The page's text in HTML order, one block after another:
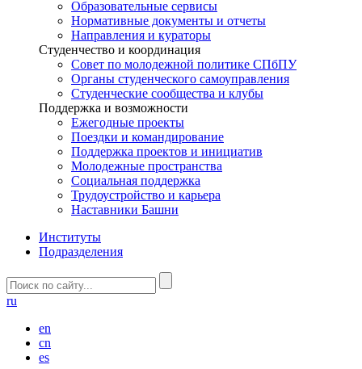
Образовательные сервисы
Нормативные документы и отчеты
Направления и кураторы
Студенчество и координация
Совет по молодежной политике СПбПУ
Органы студенческого самоуправления
Студенческие сообщества и клубы
Поддержка и возможности
Ежегодные проекты
Поездки и командирование
Поддержка проектов и инициатив
Молодежные пространства
Социальная поддержка
Трудоустройство и карьера
Наставники Башни
Институты
Подразделения
ru
en
cn
es